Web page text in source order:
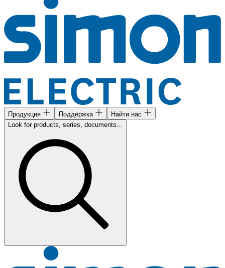
Продукция Поддержка
Найти нас
Look for products, series, documents...